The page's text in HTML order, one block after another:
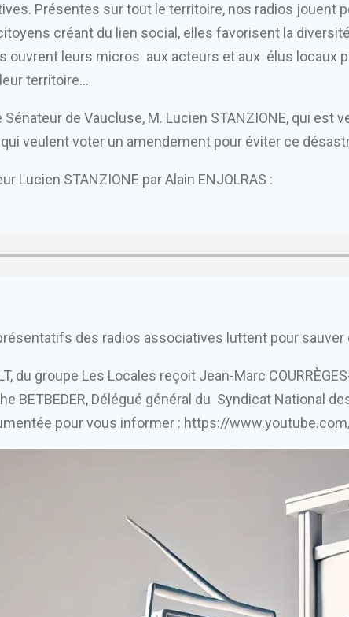
Présentes sur tout le territoire, nos radios jouent
créant du lien social, elles favorisent la
ouvrent leurs micros aux acteurs et aux élus locaux
territoire…
de Vaucluse, M. Lucien STANZIONE, qui est
veulent voter un amendement pour éviter ce
Lucien STANZIONE par Alain ENJOLRAS :
des radios associatives luttent pour sauver
du groupe Les Locales reçoit Jean-Marc
BETBEDER, Délégué général du Syndicat National
pour vous informer : https://